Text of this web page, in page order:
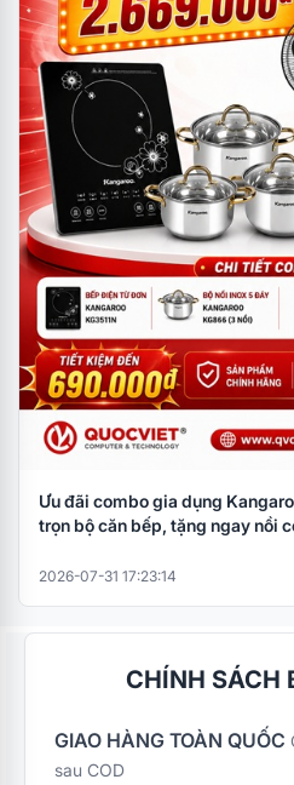
Ưu đãi combo gia dụng
trọn bộ căn bếp, tặng ngay nồi
2026-07-31 17:23:14
CHÍNH SÁCH
GIAO HÀNG TOÀN QUỐC
sau COD